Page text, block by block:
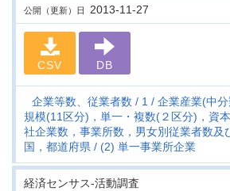
公開（更新）日 2013-11-27
CSV DB
企業等数、従業者数 1
企業産業(中
規模(11区分)，単一・複数(２区分)，資
社企業数，事業所数，男女別従業者数
国，都道府県
(2) 単一事業所企業
経済センサス‐活動調査